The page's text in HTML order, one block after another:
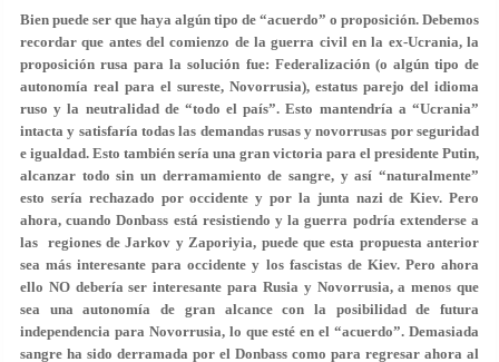
Bien puede ser que haya algún tipo de “acuerdo” o proposición. Debemos
recordar que antes del comienzo de la guerra civil en la ex-Ucrania, la
proposición rusa para la solución fue: Federalización (o algún tipo de
autonomía real para el sureste, Novorrusia), estatus parejo del idioma
ruso y la neutralidad de “todo el país”. Esto mantendría a “Ucrania”
intacta y satisfaría todas las demandas rusas y novorrusas por seguridad
e igualdad. Esto también sería una gran victoria para el presidente Putin,
alcanzar todo sin un derramamiento de sangre, y así “naturalmente”
esto sería rechazado por occidente y por la junta nazi de Kiev. Pero
ahora, cuando Donbass está resistiendo y la guerra podría extenderse a
las regiones de Jarkov y Zaporiyia, puede que esta propuesta anterior
sea más interesante para occidente y los fascistas de Kiev. Pero ahora
ello NO debería ser interesante para Rusia y Novorrusia, a menos que
sea una autonomía de gran alcance con la posibilidad de futura
independencia para Novorrusia, lo que esté en el “acuerdo”. Demasiada
sangre ha sido derramada por el Donbass como para regresar ahora al